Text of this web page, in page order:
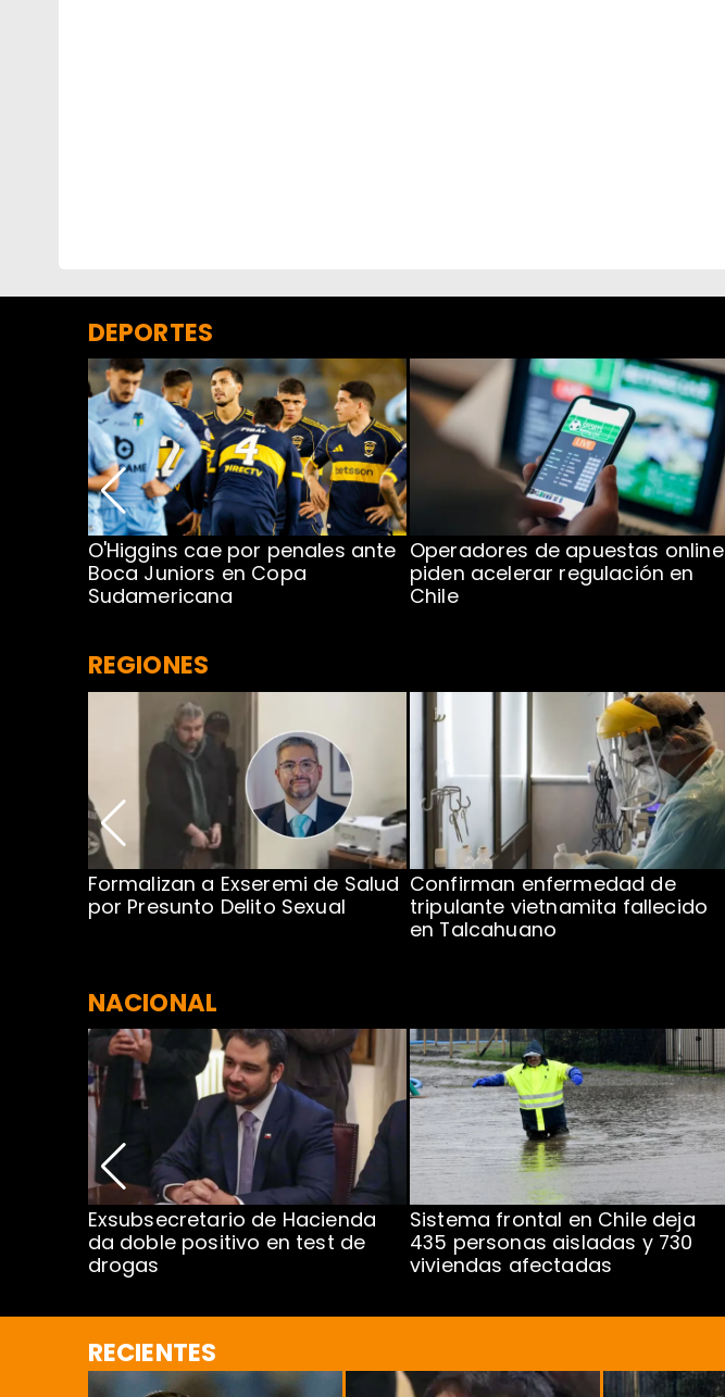
DEPORTES
O'Higgins cae por penales ante
Boca Juniors en Copa
Sudamericana
Operadores de apuestas online
piden acelerar regulación en
Chile
REGIONES
Formalizan a Exseremi de Salud
por Presunto Delito Sexual
Confirman enfermedad de
tripulante vietnamita fallecido
en Talcahuano
NACIONAL
Exsubsecretario de Hacienda
da doble positivo en test de
drogas
Sistema frontal en Chile deja
435 personas aisladas y 730
viviendas afectadas
RECIENTES